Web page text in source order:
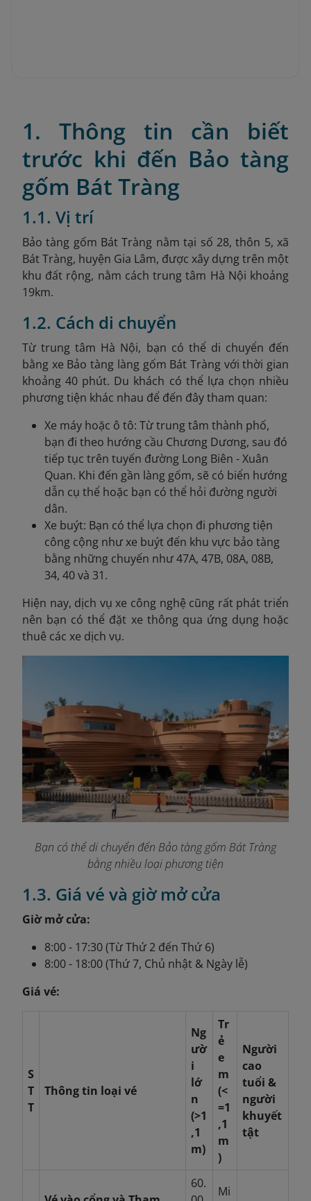
1. Thông tin cần biết
trước khi đến Bảo tàng
gốm Bát Tràng
1.1. Vị trí
Bảo tàng gốm Bát Tràng nằm tại số 28, thôn 5, xã
Bát Tràng, huyện Gia Lâm, được xây dựng trên một
khu đất rộng, nằm cách trung tâm Hà Nội khoảng
19km.
1.2. Cách di chuyển
Từ trung tâm Hà Nội, bạn có thể di chuyển đến
bằng xe Bảo tàng làng gốm Bát Tràng với thời gian
khoảng 40 phút. Du khách có thể lựa chọn nhiều
phương tiện khác nhau để đến đây tham quan:
Xe máy hoặc ô tô: Từ trung tâm thành phố,
bạn đi theo hướng cầu Chương Dương, sau đó
tiếp tục trên tuyến đường Long Biên - Xuân
Quan. Khi đến gần làng gốm, sẽ có biển hướng
dẫn cụ thể hoặc bạn có thể hỏi đường người
dân.
Xe buýt: Bạn có thể lựa chọn đi phương tiện
công cộng như xe buýt đến khu vực bảo tàng
bằng những chuyến như 47A, 47B, 08A, 08B,
34, 40 và 31.
Hiện nay, dịch vụ xe công nghệ cũng rất phát triển
nên bạn có thể đặt xe thông qua ứng dụng hoặc
thuê các xe dịch vụ.
Bạn có thể di chuyển đến Bảo tàng gốm Bát Tràng
bằng nhiều loại phương tiện
1.3. Giá vé và giờ mở cửa
Giờ mở cửa:
8:00 - 17:30 (Từ Thứ 2 đến Thứ 6)
8:00 - 18:00 (Thứ 7, Chủ nhật & Ngày lễ)
Giá vé:
S
T
T
Thông tin loại vé
Ng
ườ
i
lớ
n
(>1
,1
m)
Tr
ẻ
e
m
(<
=1
,1
m
)
Người
cao
tuổi &
người
khuyết
tật
60.
Mi